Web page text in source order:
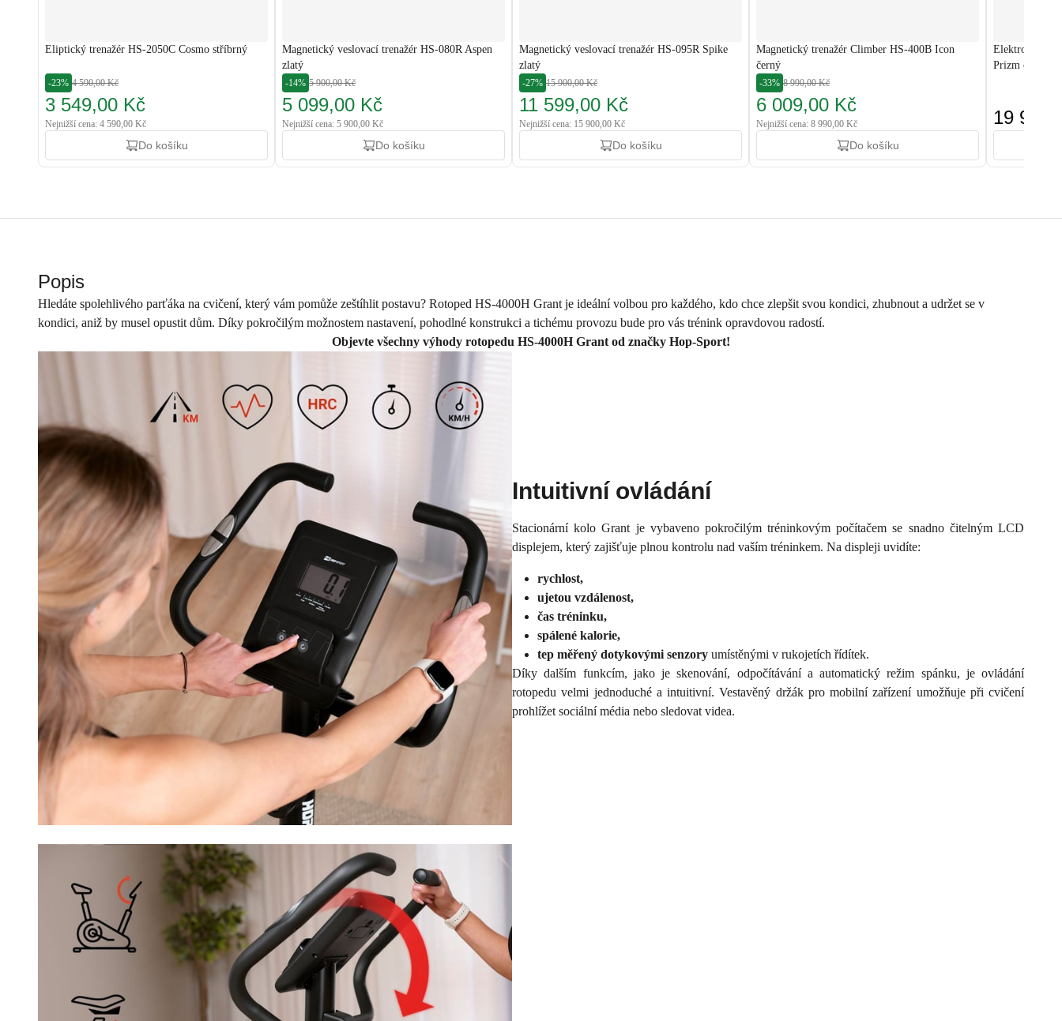
Eliptický trenažér HS-2050C Cosmo stříbrný
-23% 4 590,00 Kč
3 549,00 Kč
Nejnižší cena: 4 590,00 Kč
Do košíku
Magnetický veslovací trenažér HS-080R Aspen
zlatý
-14% 5 900,00 Kč
5 099,00 Kč
Nejnižší cena: 5 900,00 Kč
Do košíku
Magnetický veslovací trenažér HS-095R Spike
zlatý
-27% 15 900,00 Kč
11 599,00 Kč
Nejnižší cena: 15 900,00 Kč
Do košíku
Magnetický trenažér Climber HS-400B Icon
černý
-33% 8 990,00 Kč
6 009,00 Kč
Nejnižší cena: 8 990,00 Kč
Do košíku
Prizm černý
19
Popis
Hledáte spolehlivého parťáka na cvičení, který vám pomůže zeštíhlit postavu? Rotoped HS-4000H Grant je ideální volbou pro každého, kdo chce zlepšit svou kondici, zhubnout a udržet se v
kondici, aniž by musel opustit dům. Díky pokročilým možnostem nastavení, pohodlné konstrukci a tichému provozu bude pro vás trénink opravdovou radostí.
Objevte všechny výhody rotopedu HS-4000H Grant od značky Hop-Sport!
Intuitivní ovládání
Stacionární kolo Grant je vybaveno pokročilým tréninkovým počítačem se snadno čitelným LCD
displejem, který zajišťuje plnou kontrolu nad vaším tréninkem. Na displeji uvidíte:
rychlost,
ujetou vzdálenost,
čas tréninku,
spálené kalorie,
tep měřený dotykovými senzory umístěnými v rukojetích řídítek.
Díky dalším funkcím, jako je skenování, odpočítávání a automatický režim spánku, je ovládání
rotopedu velmi jednoduché a intuitivní. Vestavěný držák pro mobilní zařízení umožňuje při cvičení
prohlížet sociální média nebo sledovat videa.